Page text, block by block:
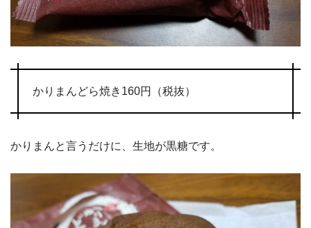
かりまんどら焼き160円（税抜）
かりまんと言うだけに、生地が黒糖です。